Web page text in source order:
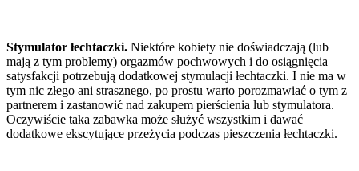
Stymulator łechtaczki. Niektóre kobiety nie doświadczają (lub
mają z tym problemy) orgazmów pochwowych i do osiągnięcia
satysfakcji potrzebują dodatkowej stymulacji łechtaczki. I nie ma w
tym nic złego ani strasznego, po prostu warto porozmawiać o tym z
partnerem i zastanowić nad zakupem pierścienia lub stymulatora.
Oczywiście taka zabawka może służyć wszystkim i dawać
dodatkowe ekscytujące przeżycia podczas pieszczenia łechtaczki.